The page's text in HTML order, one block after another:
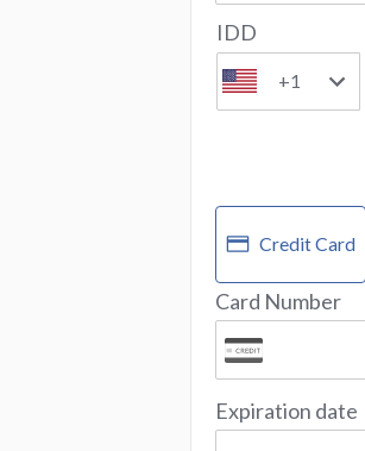
IDD
+1
Credit Card
Card Number
Expiration date